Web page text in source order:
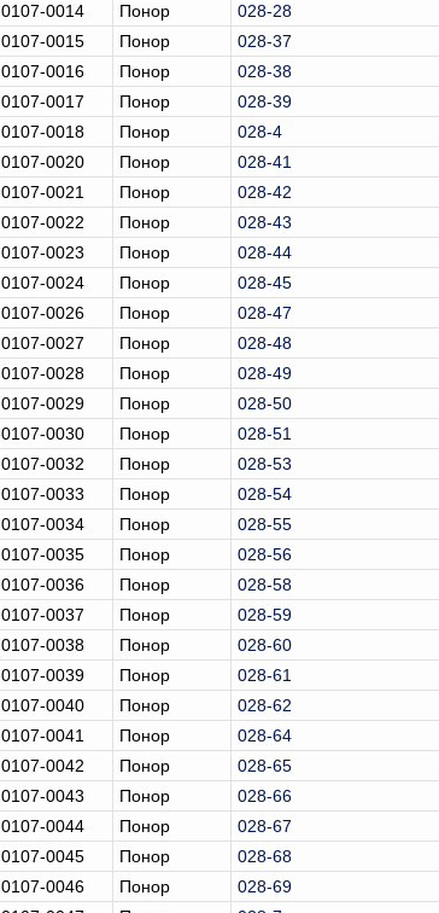
0107-0014
Понор 028-28
0107-0015
Понор 028-37
0107-0016
Понор 028-38
0107-0017
Понор 028-39
0107-0018
Понор 028-4
0107-0020
Понор 028-41
0107-0021
Понор 028-42
0107-0022
Понор 028-43
0107-0023
Понор 028-44
0107-0024
Понор 028-45
0107-0026
Понор 028-47
0107-0027
Понор 028-48
0107-0028
Понор 028-49
0107-0029
Понор 028-50
0107-0030
Понор 028-51
0107-0032
Понор 028-53
0107-0033
Понор 028-54
0107-0034
Понор 028-55
0107-0035
Понор 028-56
0107-0036
Понор 028-58
0107-0037
Понор 028-59
0107-0038
Понор 028-60
0107-0039
Понор 028-61
0107-0040
Понор 028-62
0107-0041
Понор 028-64
0107-0042
Понор 028-65
0107-0043
Понор 028-66
0107-0044
Понор 028-67
0107-0045
Понор 028-68
0107-0046
Понор 028-69